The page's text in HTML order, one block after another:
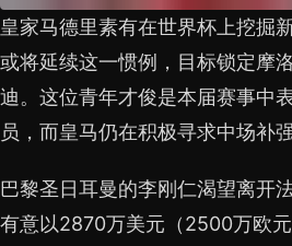
皇家马德里素有在世界杯上挖掘
或将延续这一惯例，目标锁定摩
迪。这位青年才俊是本届赛事中
员，而皇马仍在积极寻求中场补强
巴黎圣日耳曼的李刚仁渴望离开
有意以2870万美元（2500万欧